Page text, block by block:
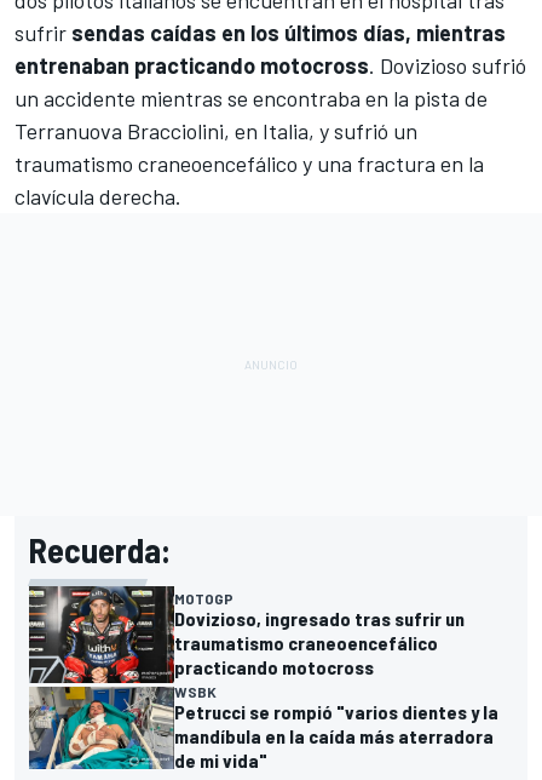
sufrir sendas caídas en los últimos días, mientras
entrenaban practicando motocross. Dovizioso sufrió
un accidente mientras se encontraba en la pista de
Terranuova Bracciolini, en Italia, ysufrió un
traumatismo craneoencefálico y una fractura en la
clavícula derecha.
Recuerda:
MOTOGP
Dovizioso, ingresado tras sufrir un
traumatismo craneoencefálico
practicando motocross
WSBK
Petrucci se rompió "varios dientes y la
mandíbula en la caída más aterradora
de mi vida"